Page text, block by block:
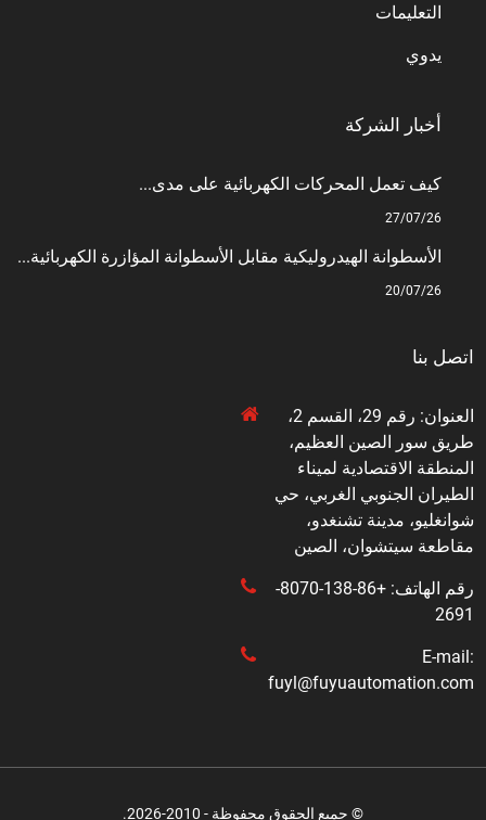
التعليمات
يدوي
أخبار الشركة
كيف تعمل المحركات الكهربائية على مدى...
27/07/26
الأسطوانة الهيدروليكية مقابل الأسطوانة المؤازرة الكهربائية...
20/07/26
اتصل بنا
العنوان: رقم 29، القسم 2،
طريق سور الصين العظيم،
المنطقة الاقتصادية لميناء
الطيران الجنوبي الغربي، حي
شوانغليو، مدينة تشنغدو،
مقاطعة سيتشوان، الصين
رقم الهاتف: +86-138-8070-
2691
E-mail:
fuyl@fuyuautomation.com
© جميع الحقوق محفوظة - 2010-2026.